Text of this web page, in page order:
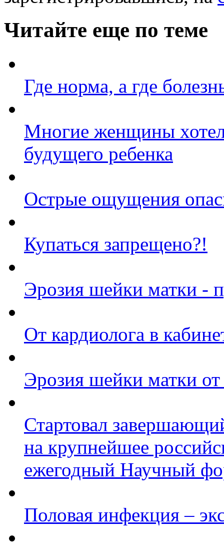
Читайте еще по теме
Где норма, а где
Многие женщины
будущего ребенка
Острые ощущения
Купаться запрещено?!
Эрозия шейки матки -
От кардиолога в
Эрозия шейки матки
Стартовал
на крупнейшее
ежегодный Научный
Половая инфекция –